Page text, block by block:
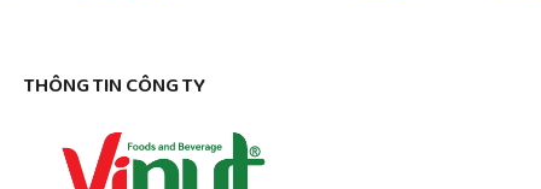
THÔNG TIN CÔNG TY